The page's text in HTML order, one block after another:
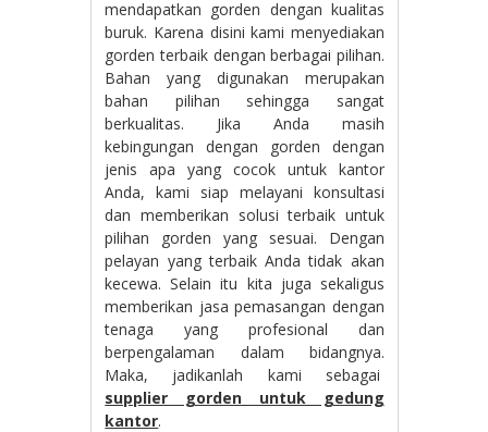
mendapatkan gorden dengan kualitas
buruk. Karena disini kami menyediakan
gorden terbaik dengan berbagai pilihan.
Bahan yang digunakan merupakan
bahan pilihan sehingga sangat
berkualitas. Jika Anda masih
kebingungan dengan gorden dengan
jenis apa yang cocok untuk kantor
Anda, kami siap melayani konsultasi
dan memberikan solusi terbaik untuk
pilihan gorden yang sesuai. Dengan
pelayan yang terbaik Anda tidak akan
kecewa. Selain itu kita juga sekaligus
memberikan jasa pemasangan dengan
tenaga yang profesional dan
berpengalaman dalam bidangnya.
Maka, jadikanlah kami sebagai
supplier gorden untuk gedung
kantor.